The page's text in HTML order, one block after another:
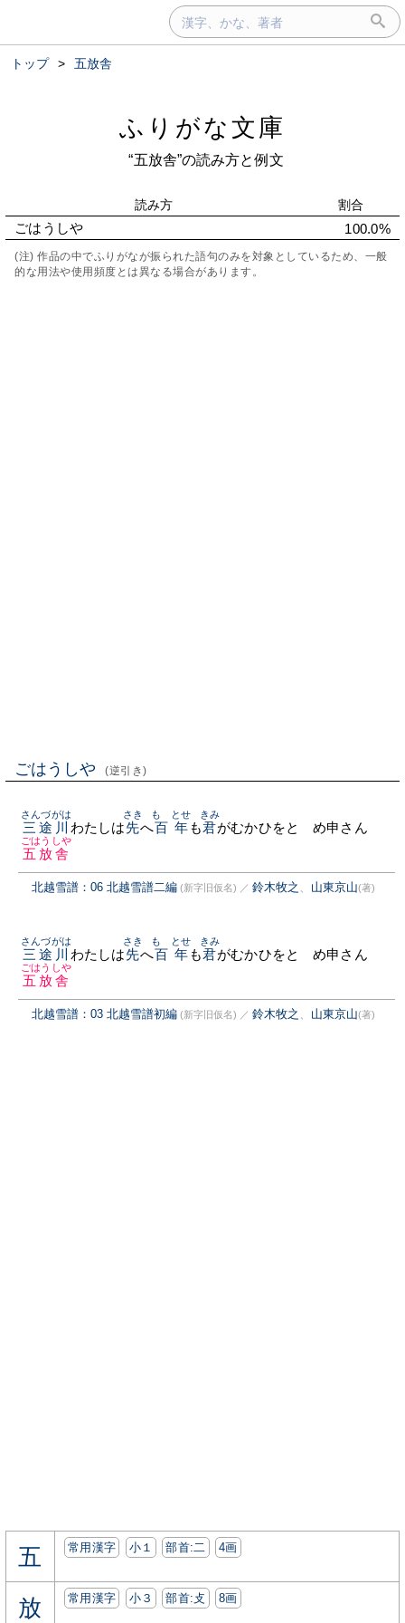
トップ > 五放舎
ふりがな文庫
“五放舎”の読み方と例文
読み方 割合
ごはうしや 100.0%
(注) 作品の中でふりがなが振られた語句のみを対象としているため、一般
的な用法や使用頻度とは異なる場合があります。
ごはうしや (逆引き)
三途川
さんづがは
わたしは先
さき
へ百年
もゝとせ
も君
きみ
がむかひをとゞめ申さん
五放舎
ごはうしや
北越雪譜：06 北越雪譜二編 (新字旧仮名) ／ 鈴木牧之 、 山東京山(著)
三途川
さんづがは
わたしは先
さき
へ百年
もゝとせ
も君
きみ
がむかひをとゞめ申さん
五放舎
ごはうしや
北越雪譜：03 北越雪譜初編 (新字旧仮名) ／ 鈴木牧之 、 山東京山(著)
五 常用漢字 小１ 部首:⼆ 4画
放 常用漢字 小３ 部首:⽁ 8画